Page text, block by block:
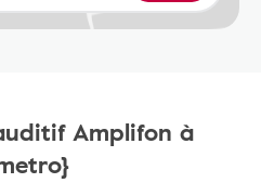
Amplifon à